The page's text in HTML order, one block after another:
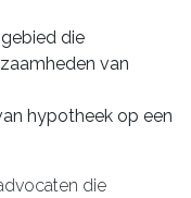
die
van
hypotheek op een
die